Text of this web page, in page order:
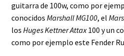
guitarra de 100w, como por
conocidos Marshall MG100, el
los Huges Kettner Attax100 y un
como por ejemplo este Fender